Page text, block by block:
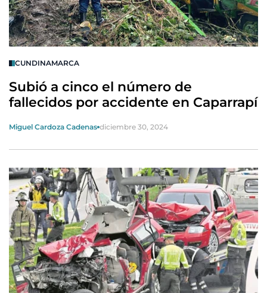
CUNDINAMARCA
Subió a cinco el número de
fallecidos por accidente en Caparrapí
Miguel Cardoza Cadenas diciembre 30, 2024